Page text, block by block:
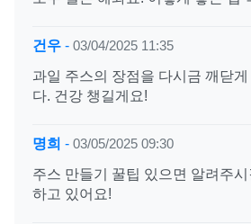
건우 - 03/04/2025 11:35
과일 주스의 장점을 다시금 깨닫게
다. 건강 챙길게요!
명희 - 03/05/2025 09:30
주스 만들기 꿀팁 있으면 알려주
하고 있어요!